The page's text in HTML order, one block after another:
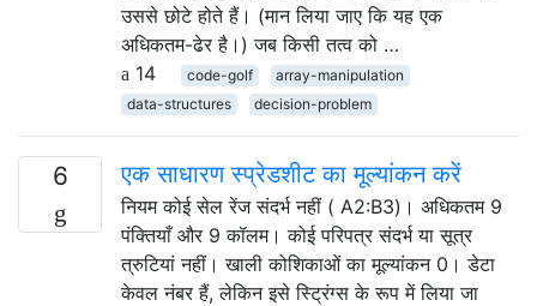
उससे छोटे होते हैं। (मान लिया जाए कि यह एक
अधिकतम-ढेर है।) जब किसी तत्व को …
14
code-golf
array-manipulation
data-structures
decision-problem
6 एक साधारण स्प्रेडशीट का मूल्यांकन करें
नियम कोई सेल रेंज संदर्भ नहीं ( A2:B3)। अधिकतम 9
पंक्तियाँ और 9 कॉलम। कोई परिपत्र संदर्भ या सूत्र
त्रुटियां नहीं। खाली कोशिकाओं का मूल्यांकन 0। डेटा
केवल नंबर हैं, लेकिन इसे स्ट्रिंग्स के रूप में लिया जा